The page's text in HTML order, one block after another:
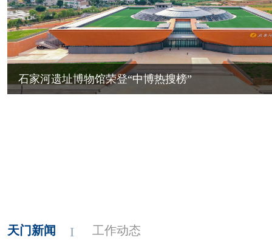
石家河遗址博物馆荣登“中博热搜榜”
天门新闻 工作动态